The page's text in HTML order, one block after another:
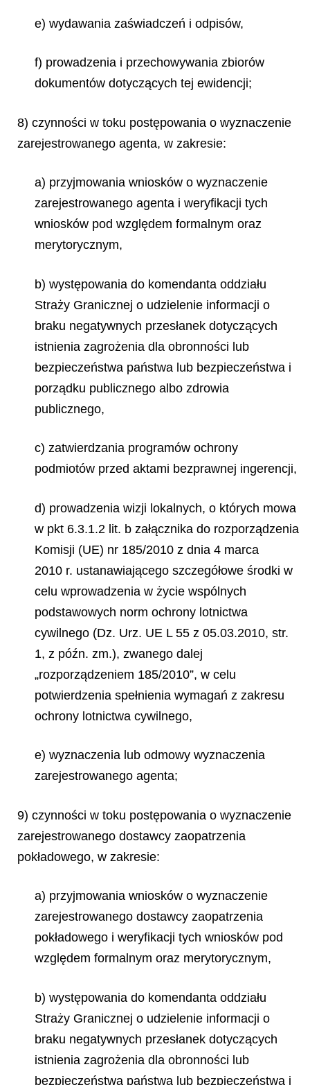
e) wydawania zaświadczeń i odpisów,
f) prowadzenia i przechowywania zbiorów
dokumentów dotyczących tej ewidencji;
8) czynności w toku postępowania o wyznaczenie
zarejestrowanego agenta, w zakresie:
a) przyjmowania wniosków o wyznaczenie
zarejestrowanego agenta i weryfikacji tych
wniosków pod względem formalnym oraz
merytorycznym,
b) występowania do komendanta oddziału
Straży Granicznej o udzielenie informacji o
braku negatywnych przesłanek dotyczących
istnienia zagrożenia dla obronności lub
bezpieczeństwa państwa lub bezpieczeństwa i
porządku publicznego albo zdrowia
publicznego,
c) zatwierdzania programów ochrony
podmiotów przed aktami bezprawnej ingerencji,
d) prowadzenia wizji lokalnych, o których mowa
w pkt 6.3.1.2 lit. b załącznika do rozporządzenia
Komisji (UE) nr 185/2010 z dnia 4 marca
2010 r. ustanawiającego szczegółowe środki w
celu wprowadzenia w życie wspólnych
podstawowych norm ochrony lotnictwa
cywilnego (Dz. Urz. UE L 55 z 05.03.2010, str.
1, z późn. zm.), zwanego dalej
„rozporządzeniem 185/2010”, w celu
potwierdzenia spełnienia wymagań z zakresu
ochrony lotnictwa cywilnego,
e) wyznaczenia lub odmowy wyznaczenia
zarejestrowanego agenta;
9) czynności w toku postępowania o wyznaczenie
zarejestrowanego dostawcy zaopatrzenia
pokładowego, w zakresie:
a) przyjmowania wniosków o wyznaczenie
zarejestrowanego dostawcy zaopatrzenia
pokładowego i weryfikacji tych wniosków pod
względem formalnym oraz merytorycznym,
b) występowania do komendanta oddziału
Straży Granicznej o udzielenie informacji o
braku negatywnych przesłanek dotyczących
istnienia zagrożenia dla obronności lub
bezpieczeństwa państwa lub bezpieczeństwa i